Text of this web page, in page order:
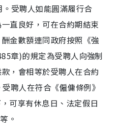
受聘人如能圓滿履行合
直良好，可在合約期結束
金數額連同政府按照《強
章)的規定為受聘人向強制
，會相等於受聘人在合約
聘人在符合《僱傭條例》
可享有休息日、法定假日
。